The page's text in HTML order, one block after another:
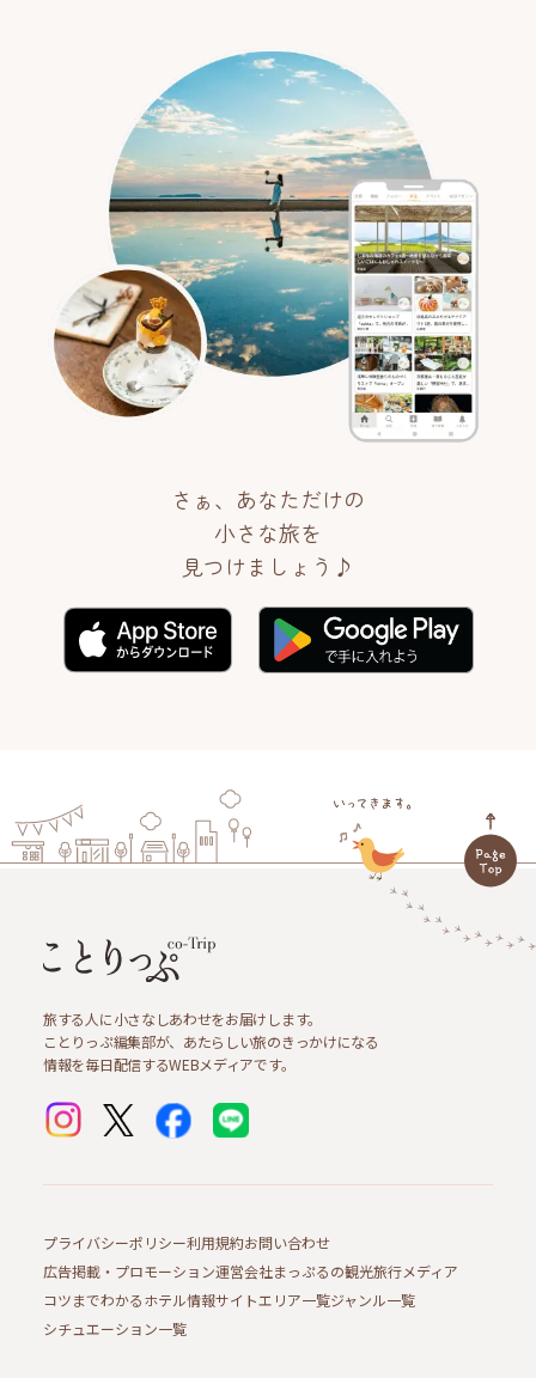
さぁ、あなただけの
小さな旅を
見つけましょう♪
旅する人に小さなしあわせをお届けします。
ことりっぷ編集部が、あたらしい旅のきっかけになる
情報を毎日配信するWEBメディアです。
プライバシーポリシー利用規約お問い合わせ
広告掲載・プロモーション運営会社まっぷるの観光旅行メディア
コツまでわかるホテル情報サイトエリア一覧ジャンル一覧
シチュエーション一覧